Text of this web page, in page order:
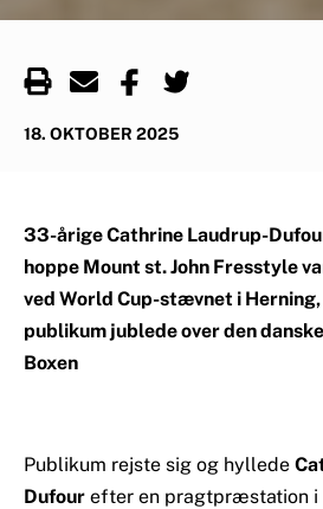
18. OKTOBER 2025
33-årige Cathrine Laudrup-
hoppe Mount st. John Fresstyle
ved World Cup-stævnet i
publikum jublede over den
Boxen
Publikum rejste sig og hyllede
Dufour efter en pragtpræstation i